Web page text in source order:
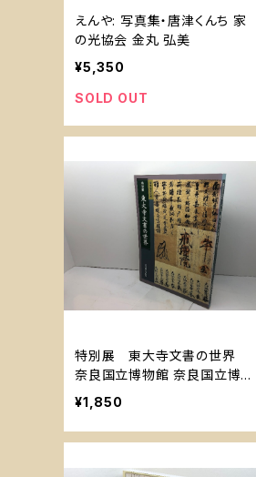
えんや: 写真集・唐津くんち 家
の光協会 金丸 弘美
¥5,350
SOLD OUT
特別展 東大寺文書の世界
奈良国立博物館 奈良国立博
物館
¥1,850